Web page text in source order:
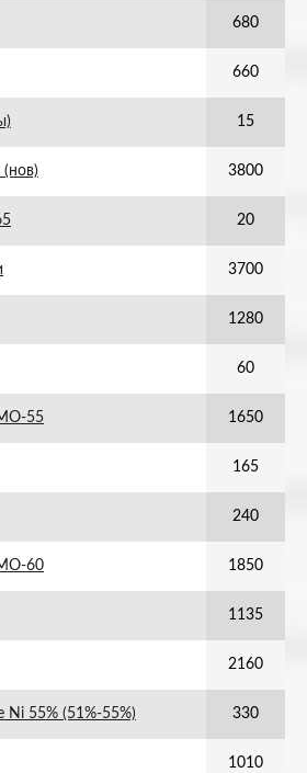
680
660
15
3800
20
3700
1280
60
55 1650
165
240
60 1850
1135
2160
55% (51%-55%) 330
1010